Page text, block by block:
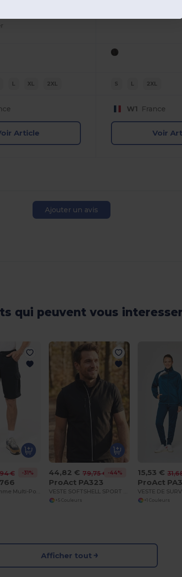
L XL 2XL
Article
S L 2XL
W1 France
Voir
Ajouter un avis
qui peuvent vous
€ -31%
Bermuda Homme Multi-Poches en Coton Lavé
44,82 € 79,75 € -44%
ProAct PA323
+5 Couleurs
15,53 €
ProAct
+1 Couleurs
Afficher tout